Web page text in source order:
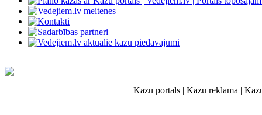
Kāzu portāls | Kāzu reklāma |